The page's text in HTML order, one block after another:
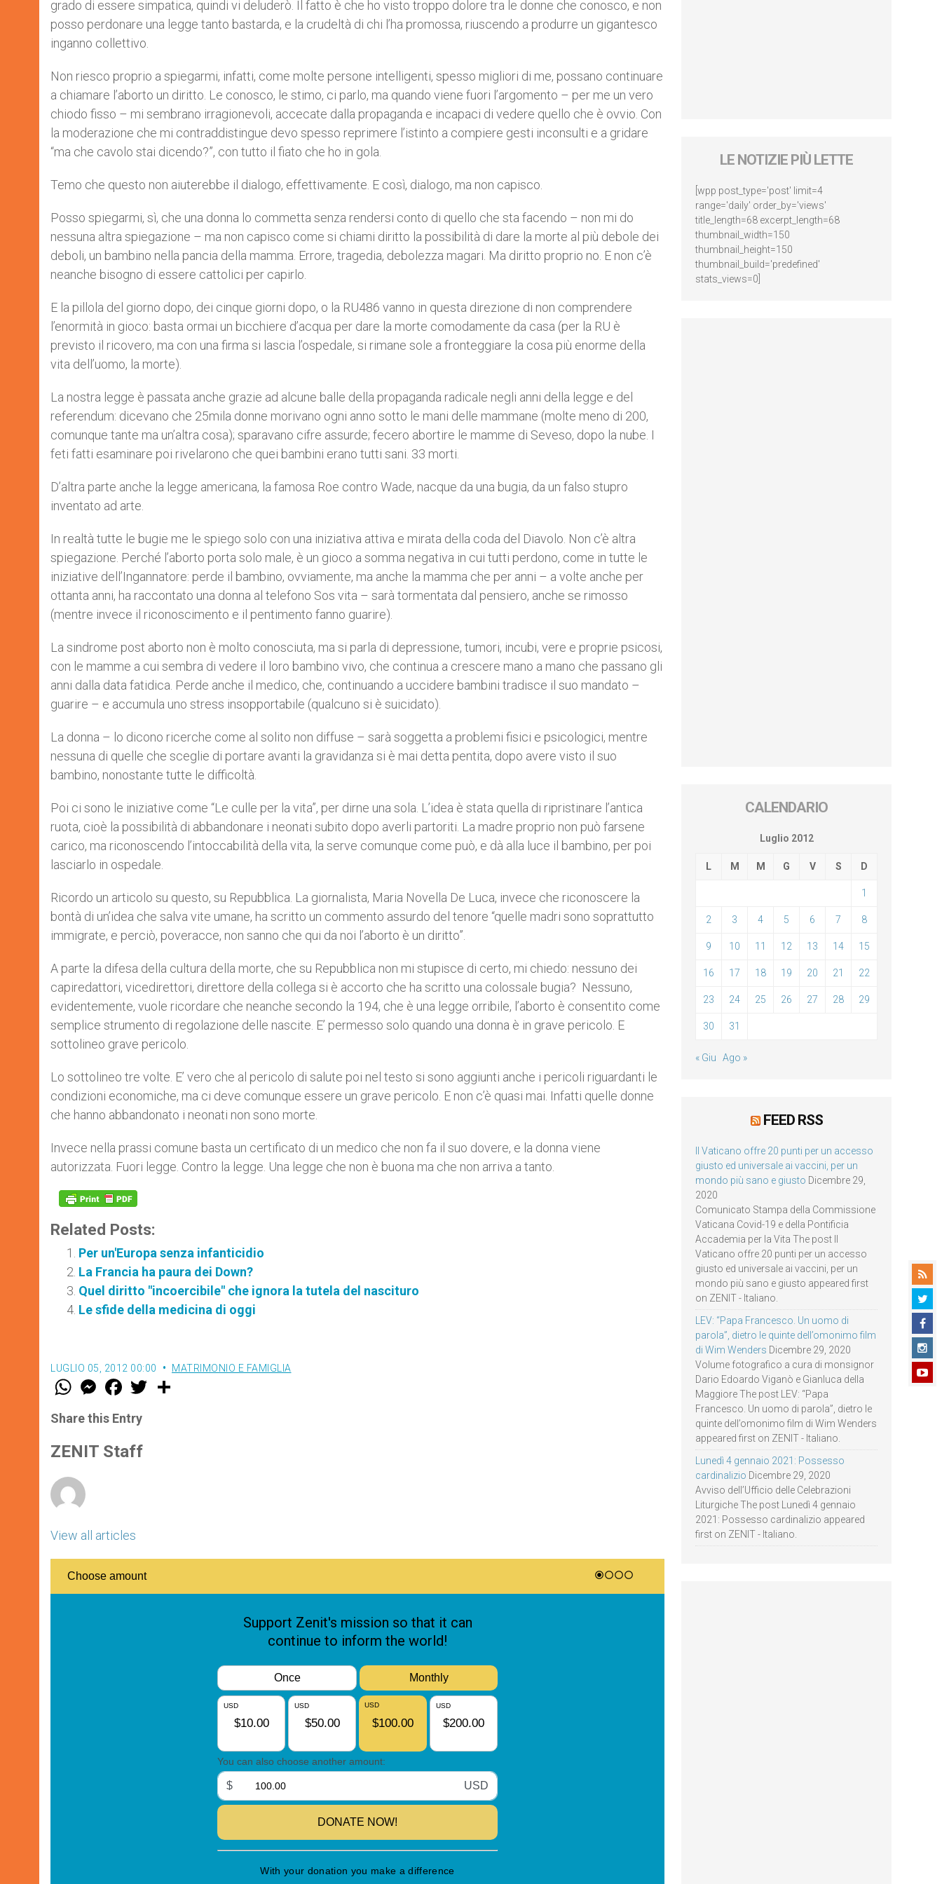
grado di essere simpatica, quindi vi deluderò. Il fatto è che ho visto troppo dolore tra le donne che conosco, e non
posso perdonare una legge tanto bastarda, e la crudeltà di chi l’ha promossa, riuscendo a produrre un gigantesco
inganno collettivo.
Non riesco proprio a spiegarmi, infatti, come molte persone intelligenti, spesso migliori di me, possano continuare
a chiamare l’aborto un diritto. Le conosco, le stimo, ci parlo, ma quando viene fuori l’argomento – per me un vero
chiodo fisso – mi sembrano irragionevoli, accecate dalla propaganda e incapaci di vedere quello che è ovvio. Con
la moderazione che mi contraddistingue devo spesso reprimere l’istinto a compiere gesti inconsulti e a gridare
“ma che cavolo stai dicendo?”, con tutto il fiato che ho in gola.
Temo che questo non aiuterebbe il dialogo, effettivamente. E così, dialogo, ma non capisco.
Posso spiegarmi, sì, che una donna lo commetta senza rendersi conto di quello che sta facendo – non mi do
nessuna altra spiegazione – ma non capisco come si chiami diritto la possibilità di dare la morte al più debole dei
deboli, un bambino nella pancia della mamma. Errore, tragedia, debolezza magari. Ma diritto proprio no. E non c’è
neanche bisogno di essere cattolici per capirlo.
E la pillola del giorno dopo, dei cinque giorni dopo, o la RU486 vanno in questa direzione di non comprendere
l’enormità in gioco: basta ormai un bicchiere d’acqua per dare la morte comodamente da casa (per la RU è
previsto il ricovero, ma con una firma si lascia l’ospedale, si rimane sole a fronteggiare la cosa più enorme della
vita dell’uomo, la morte).
La nostra legge è passata anche grazie ad alcune balle della propaganda radicale negli anni della legge e del
referendum: dicevano che 25mila donne morivano ogni anno sotto le mani delle mammane (molte meno di 200,
comunque tante ma un’altra cosa); sparavano cifre assurde; fecero abortire le mamme di Seveso, dopo la nube. I
feti fatti esaminare poi rivelarono che quei bambini erano tutti sani. 33 morti.
D’altra parte anche la legge americana, la famosa Roe contro Wade, nacque da una bugia, da un falso stupro
inventato ad arte.
In realtà tutte le bugie me le spiego solo con una iniziativa attiva e mirata della coda del Diavolo. Non c’è altra
spiegazione. Perché l’aborto porta solo male, è un gioco a somma negativa in cui tutti perdono, come in tutte le
iniziative dell’Ingannatore: perde il bambino, ovviamente, ma anche la mamma che per anni – a volte anche per
ottanta anni, ha raccontato una donna al telefono Sos vita – sarà tormentata dal pensiero, anche se rimosso
(mentre invece il riconoscimento e il pentimento fanno guarire).
La sindrome post aborto non è molto conosciuta, ma si parla di depressione, tumori, incubi, vere e proprie psicosi,
con le mamme a cui sembra di vedere il loro bambino vivo, che continua a crescere mano a mano che passano gli
anni dalla data fatidica. Perde anche il medico, che, continuando a uccidere bambini tradisce il suo mandato –
guarire – e accumula uno stress insopportabile (qualcuno si è suicidato).
La donna – lo dicono ricerche come al solito non diffuse – sarà soggetta a problemi fisici e psicologici, mentre
nessuna di quelle che sceglie di portare avanti la gravidanza si è mai detta pentita, dopo avere visto il suo
bambino, nonostante tutte le difficoltà.
Poi ci sono le iniziative come “Le culle per la vita”, per dirne una sola. L’idea è stata quella di ripristinare l’antica
ruota, cioè la possibilità di abbandonare i neonati subito dopo averli partoriti. La madre proprio non può farsene
carico, ma riconoscendo l’intoccabilità della vita, la serve comunque come può, e dà alla luce il bambino, per poi
lasciarlo in ospedale.
Ricordo un articolo su questo, su Repubblica. La giornalista, Maria Novella De Luca, invece che riconoscere la
bontà di un’idea che salva vite umane, ha scritto un commento assurdo del tenore “quelle madri sono soprattutto
immigrate, e perciò, poveracce, non sanno che qui da noi l’aborto è un diritto”.
A parte la difesa della cultura della morte, che su Repubblica non mi stupisce di certo, mi chiedo: nessuno dei
capiredattori, vicedirettori, direttore della collega si è accorto che ha scritto una colossale bugia? Nessuno,
evidentemente, vuole ricordare che neanche secondo la 194, che è una legge orribile, l’aborto è consentito come
semplice strumento di regolazione delle nascite. E’ permesso solo quando una donna è in grave pericolo. E
sottolineo grave pericolo.
Lo sottolineo tre volte. E’ vero che al pericolo di salute poi nel testo si sono aggiunti anche i pericoli riguardanti le
condizioni economiche, ma ci deve comunque essere un grave pericolo. E non c’è quasi mai. Infatti quelle donne
che hanno abbandonato i neonati non sono morte.
Invece nella prassi comune basta un certificato di un medico che non fa il suo dovere, e la donna viene
autorizzata. Fuori legge. Contro la legge. Una legge che non è buona ma che non arriva a tanto.
Related Posts:
Per un'Europa senza infanticidio
La Francia ha paura dei Down?
Quel diritto "incoercibile" che ignora la tutela del nascituro
Le sfide della medicina di oggi
LUGLIO 05, 2012 00:00 MATRIMONIO E FAMIGLIA
W
t
s
p
p
M
e
s
e
g
e
F
a
e
b
o
k
w
Share this Entry
ZENIT Staff
View all articles
LE NOTIZIE PIÙ LETTE
[wpp post_type='post' limit=4
range='daily' order_by='views'
title_length=68 excerpt_length=68
thumbnail_width=150
thumbnail_height=150
thumbnail_build='predefined'
stats_views=0]
CALENDARIO
Luglio 2012
L M M G V S D
1
2 3 4 5 6 7 8
9 10 11 12 13 14 15
16 17 18 19 20 21 22
23 24 25 26 27 28 29
30 31
« Giu Ago »
FEED RSS
Il Vaticano offre 20 punti per un accesso
giusto ed universale ai vaccini, per un
mondo più sano e giusto Dicembre 29,
2020
Comunicato Stampa della Commissione
Vaticana Covid-19 e della Pontificia
Accademia per la Vita The post Il
Vaticano offre 20 punti per un accesso
giusto ed universale ai vaccini, per un
mondo più sano e giusto appeared first
on ZENIT - Italiano.
LEV: “Papa Francesco. Un uomo di
parola”, dietro le quinte dell’omonimo film
di Wim Wenders Dicembre 29, 2020
Volume fotografico a cura di monsignor
Dario Edoardo Viganò e Gianluca della
Maggiore The post LEV: “Papa
Francesco. Un uomo di parola”, dietro le
quinte dell’omonimo film di Wim Wenders
appeared first on ZENIT - Italiano.
Lunedì 4 gennaio 2021: Possesso
cardinalizio Dicembre 29, 2020
Avviso dell’Ufficio delle Celebrazioni
Liturgiche The post Lunedì 4 gennaio
2021: Possesso cardinalizio appeared
first on ZENIT - Italiano.